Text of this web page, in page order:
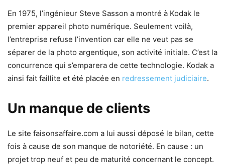
En 1975, l’ingénieur Steve Sasson a montré à Kodak le
premier appareil photo numérique. Seulement voilà,
l’entreprise refuse l’invention car elle ne veut pas se
séparer de la photo argentique, son activité initiale. C’est la
concurrence qui s’emparera de cette technologie. Kodak a
ainsi fait faillite et été placée en redressement judiciaire.
Un manque de clients
Le site faisonsaffaire.com a lui aussi déposé le bilan, cette
fois à cause de son manque de notoriété. En cause : un
projet trop neuf et peu de maturité concernant le concept.